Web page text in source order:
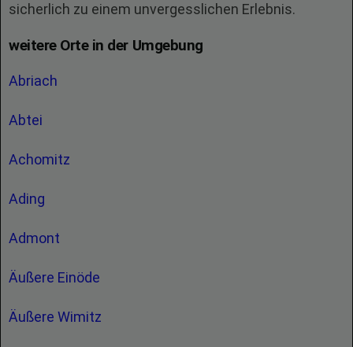
sicherlich zu einem unvergesslichen Erlebnis.
weitere Orte in der Umgebung
Abriach
Abtei
Achomitz
Ading
Admont
Äußere Einöde
Äußere Wimitz